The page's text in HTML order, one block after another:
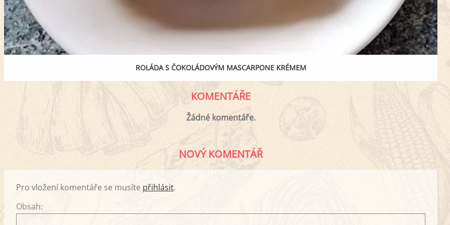
ROLÁDA S ČOKOLÁDOVÝM MASCARPONE KRÉMEM
KOMENTÁŘE
Žádné komentáře.
NOVÝ KOMENTÁŘ
Pro vložení komentáře se musíte přihlásit.
Obsah: